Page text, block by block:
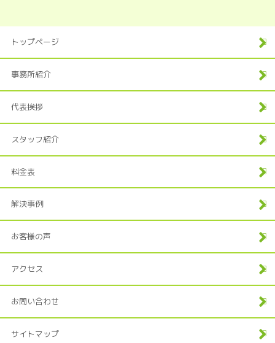
トップページ
事務所紹介
代表挨拶
スタッフ紹介
料金表
解決事例
お客様の声
アクセス
お問い合わせ
サイトマップ